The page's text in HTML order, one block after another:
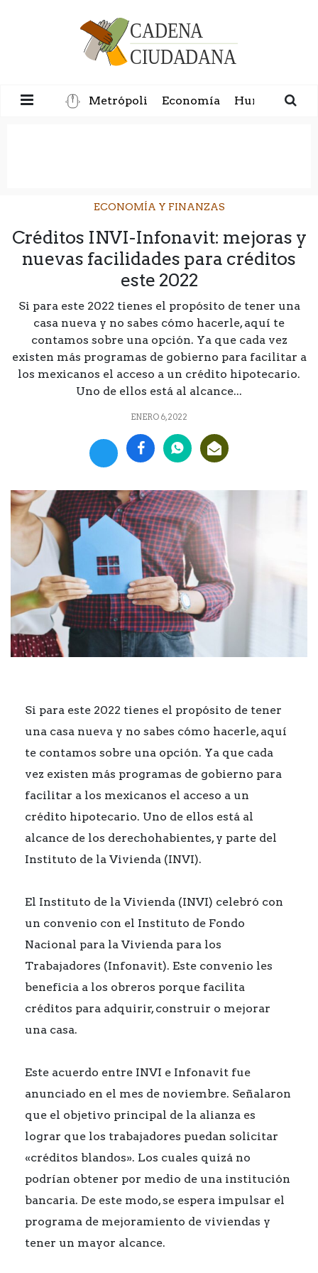
Metrópoli Economía Humanidad
ECONOMÍA Y FINANZAS
Créditos INVI-Infonavit: mejoras y
nuevas facilidades para créditos
este 2022
Si para este 2022 tienes el propósito de tener una
casa nueva y no sabes cómo hacerle, aquí te
contamos sobre una opción. Ya que cada vez
existen más programas de gobierno para facilitar a
los mexicanos el acceso a un crédito hipotecario.
Uno de ellos está al alcance...
ENERO 6, 2022
Si para este 2022 tienes el propósito de tener
una casa nueva y no sabes cómo hacerle, aquí
te contamos sobre una opción. Ya que cada
vez existen más programas de gobierno para
facilitar a los mexicanos el acceso a un
crédito hipotecario. Uno de ellos está al
alcance de los derechohabientes, y parte del
Instituto de la Vivienda (INVI).
El Instituto de la Vivienda (INVI) celebró con
un convenio con el Instituto de Fondo
Nacional para la Vivienda para los
Trabajadores (Infonavit). Este convenio les
beneficia a los obreros porque facilita
créditos para adquirir, construir o mejorar
una casa.
Este acuerdo entre INVI e Infonavit fue
anunciado en el mes de noviembre. Señalaron
que el objetivo principal de la alianza es
lograr que los trabajadores puedan solicitar
«créditos blandos». Los cuales quizá no
podrían obtener por medio de una institución
bancaria. De este modo, se espera impulsar el
programa de mejoramiento de viviendas y
tener un mayor alcance.